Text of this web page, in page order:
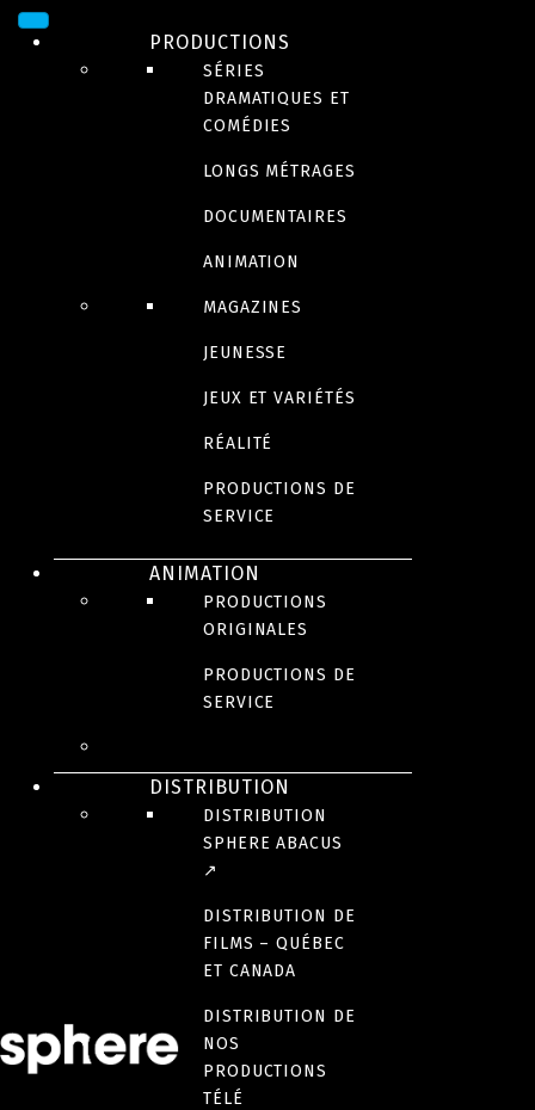
PRODUCTIONS
SÉRIES
DRAMATIQUES ET
COMÉDIES
LONGS MÉTRAGES
DOCUMENTAIRES
ANIMATION
MAGAZINES
JEUNESSE
JEUX ET VARIÉTÉS
RÉALITÉ
PRODUCTIONS DE
SERVICE
ANIMATION
PRODUCTIONS
ORIGINALES
PRODUCTIONS DE
SERVICE
DISTRIBUTION
DISTRIBUTION
SPHERE ABACUS
↗
DISTRIBUTION DE
FILMS – QUÉBEC
ET CANADA
DISTRIBUTION DE
NOS
PRODUCTIONS
TÉLÉ
La Déesse des
mouches à feu
Bande-annonce
D’après le roman primé de Geneviève Pettersen.
Christiane F…
Catherine entre dans l’adolescence en même temps que ses parents
amorcent un processus de divorce. Elle s’en fout. Elle est trop
occupée à gérer Mélanie Belley qui la terrorise pour absolument
l’échelle sociale de la polyvalente. Catherine a hâte de tout
connaitre. L’exploration ne sera pas douce ni romantique. De Pascal à
Keven, d’une dérape à l’autre, elle vieillit dans le chaos violent et
spectaculaire de l’adolescence grunge des années 90.
CRÉDITS